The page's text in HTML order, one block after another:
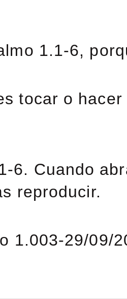
1.1-6,
tocar o
6. Cuando
reproducir.
1.003-29/09/